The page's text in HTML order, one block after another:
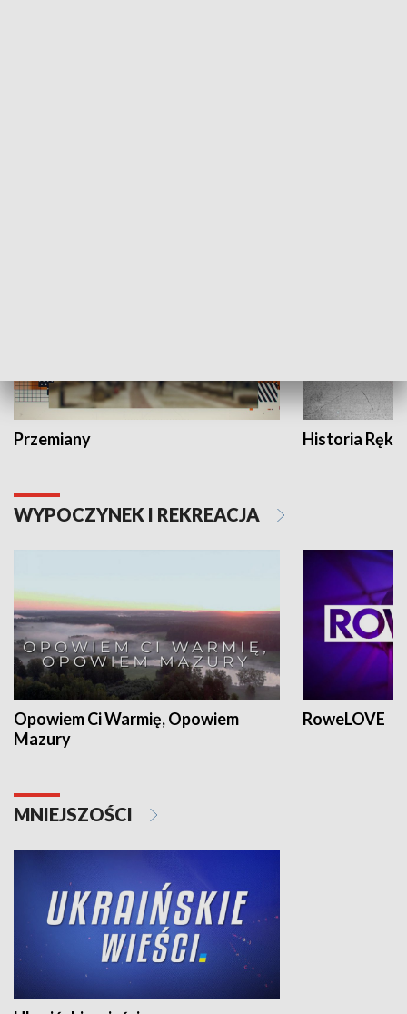
Przemiany Historia Ręką
WYPOCZYNEK I REKREACJA
Opowiem Ci Warmię, Opowiem
Mazury
RoweLOVE
MNIEJSZOŚCI